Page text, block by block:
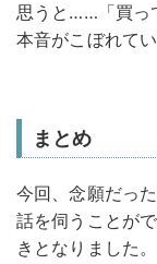
思うと……「買っ
本音がこぼれて
まとめ
今回、念願だっ
話を伺うことが
きとなりました